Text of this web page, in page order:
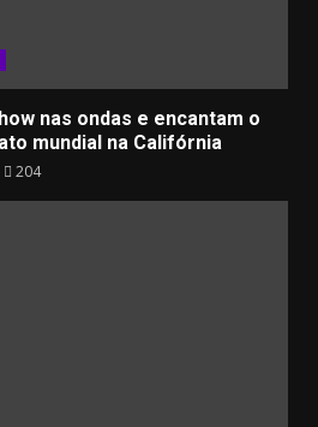
nas ondas e encantam o
mundial na Califórnia
204